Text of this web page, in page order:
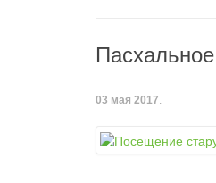
03 мая 2017.